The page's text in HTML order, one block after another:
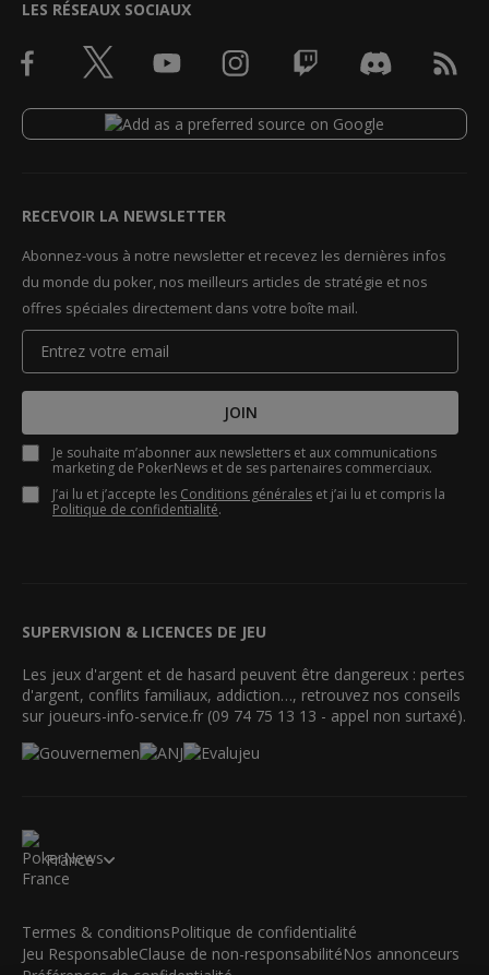
LES RÉSEAUX SOCIAUX
RECEVOIR LA NEWSLETTER
Abonnez-vous à notre newsletter et recevez les dernières infos
du monde du poker, nos meilleurs articles de stratégie et nos
offres spéciales directement dans votre boîte mail.
JOIN
Je souhaite m’abonner aux newsletters et aux communications
marketing de PokerNews et de ses partenaires commerciaux.
J’ai lu et j’accepte les Conditions générales et j’ai lu et compris la
Politique de confidentialité.
SUPERVISION & LICENCES DE JEU
Les jeux d'argent et de hasard peuvent être dangereux : pertes
d'argent, conflits familiaux, addiction…, retrouvez nos conseils
sur joueurs-info-service.fr (09 74 75 13 13 - appel non surtaxé).
France
Termes & conditionsPolitique de confidentialité
Jeu ResponsableClause de non-responsabilitéNos annonceurs